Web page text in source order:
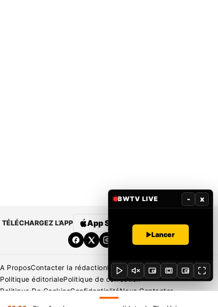
TÉLÉCHARGEZ L’APP App Store Google Play
A ProposContacter la rédactionRédaction Mentions légales
Politique éditorialePolitique de correction
Politique De CookiesConfidentialitéNous Contacter
BWTV LIVE - x
Lancer